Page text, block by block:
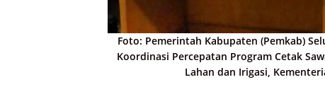
Foto: Pemerintah Kabupaten (Pemkab)
Koordinasi Percepatan Program Cetak
Lahan dan Irigasi,